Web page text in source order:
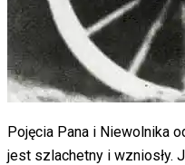
Pojęcia Pana i Niewolnika
jest szlachetny i wzniosły.